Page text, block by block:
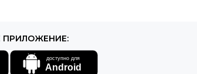
ПРИЛОЖЕНИЕ: